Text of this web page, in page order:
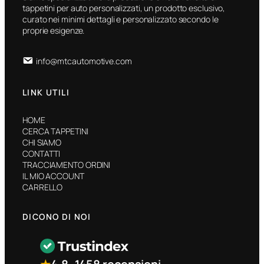
tappetini per auto personalizzati, un prodotto esclusivo,
curato nei minimi dettagli e personalizzato secondo le
proprie esigenze.
info@mtcautomotive.com
LINK UTILI
HOME
CERCA TAPPETINI
CHI SIAMO
CONTATTI
TRACCIAMENTO ORDINI
IL MIO ACCOUNT
CARRELLO
DICONO DI NOI